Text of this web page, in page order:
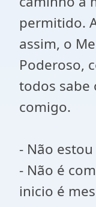
permitido.
assim, o
Poderoso,
todos sabe
comigo.
- Não
- Não é
inicio é